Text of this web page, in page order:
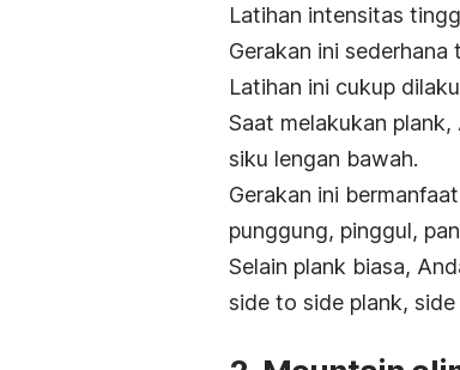
Latihan intensitas
Gerakan ini
Latihan ini cukup
Saat melakukan plank,
siku lengan bawah.
Gerakan ini
punggung, pinggul,
Selain plank biasa,
side to side plank,